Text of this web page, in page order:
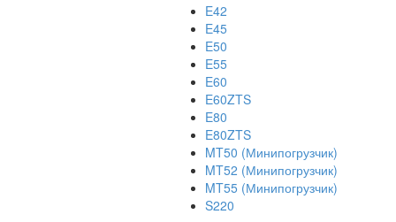
E42
E45
E50
E55
E60
E60ZTS
E80
E80ZTS
MT50 (Минипогрузчик)
MT52 (Минипогрузчик)
MT55 (Минипогрузчик)
S220